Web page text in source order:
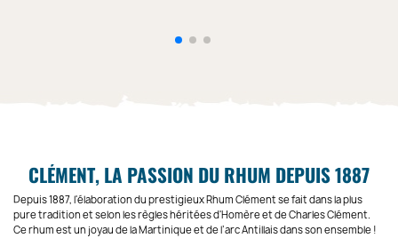
CLÉMENT, LA PASSION DU RHUM DEPUIS 1887
Depuis 1887, l'élaboration du prestigieux Rhum Clément se fait dans la plus
pure tradition et selon les règles héritées d'Homère et de Charles Clément.
Ce rhum est un joyau de la Martinique et de l’arc Antillais dans son ensemble !